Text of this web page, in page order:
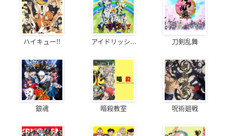
ハイキュー!! アイドリッシ... 刀剣乱舞
銀魂 暗殺教室 呪術廻戦